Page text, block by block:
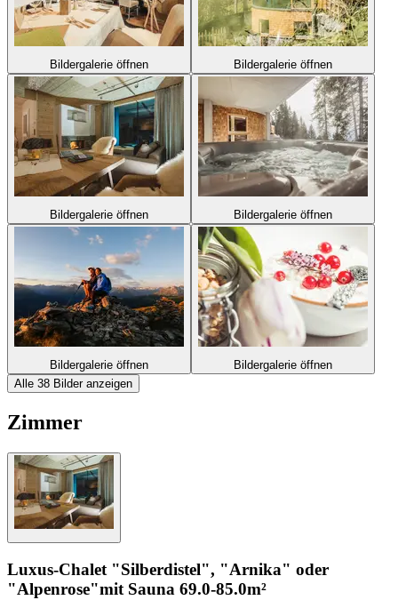
Bildergalerie öffnen Bildergalerie öffnen
Bildergalerie öffnen Bildergalerie öffnen
Bildergalerie öffnen
Bildergalerie öffnen
Alle 38 Bilder anzeigen
Zimmer
Luxus-Chalet "Silberdistel", "Arnika" oder
"Alpenrose"mit Sauna 69.0-85.0m²